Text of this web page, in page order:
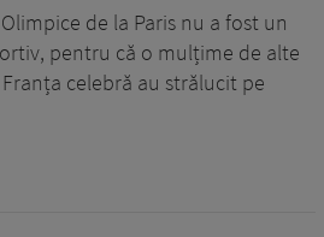
de la Paris nu a fost un
pentru că o mulțime de alte
celebră au strălucit pe